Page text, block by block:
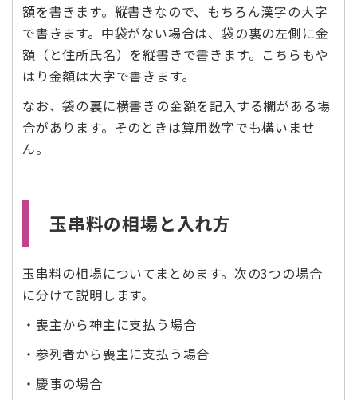
額を書きます。縦書きなので、もちろん漢字の大字
で書きます。中袋がない場合は、袋の裏の左側に金
額（と住所氏名）を縦書きで書きます。こちらもや
はり金額は大字で書きます。
なお、袋の裏に横書きの金額を記入する欄がある場
合があります。そのときは算用数字でも構いませ
ん。
玉串料の相場と入れ方
玉串料の相場についてまとめます。次の3つの場合
に分けて説明します。
・喪主から神主に支払う場合
・参列者から喪主に支払う場合
・慶事の場合